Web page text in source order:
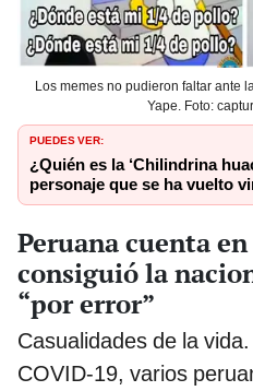
Los memes no pudieron faltar ante
Yape. Foto:
PUEDES VER:
¿Quién es la ‘Chilindrina
personaje que se ha vuelto
Peruana cuenta
consiguió la
“por error”
Casualidades de la
COVID-19, varios